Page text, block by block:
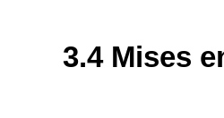
3.4 Mises